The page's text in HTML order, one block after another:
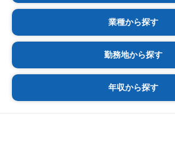
業種から探す
勤務地から探す
年収から探す